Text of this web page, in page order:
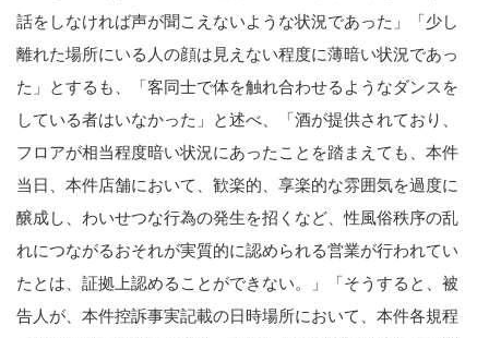
話をしなければ声が聞こえないような状況であった」「少し
離れた場所にいる人の顔は見えない程度に薄暗い状況であっ
た」とするも、「客同士で体を触れ合わせるようなダンスを
している者はいなかった」と述べ、「酒が提供されており、
フロアが相当程度暗い状況にあったことを踏まえても、本件
当日、本件店舗において、歓楽的、享楽的な雰囲気を過度に
醸成し、わいせつな行為の発生を招くなど、性風俗秩序の乱
れにつながるおそれが実質的に認められる営業が行われてい
たとは、証拠上認めることができない。」「そうすると、被
告人が、本件控訴事実記載の日時場所において、本件各規程